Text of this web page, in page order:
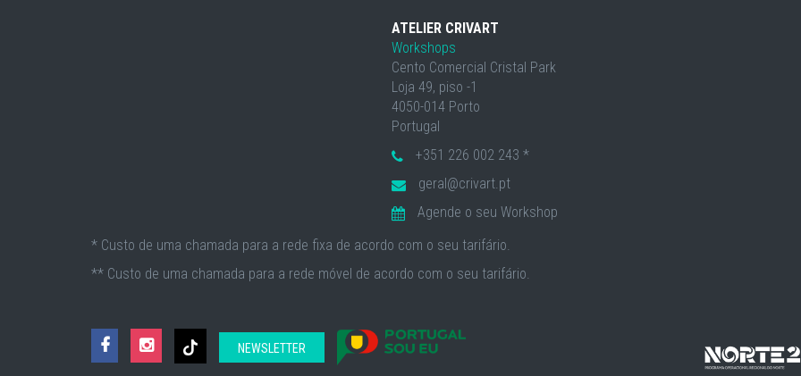
ATELIER CRIVART
Workshops
Cento Comercial Cristal Park
Loja 49, piso -1
4050-014 Porto
Portugal
+351 226 002 243 *
geral@crivart.pt
Agende o seu Workshop
* Custo de uma chamada para a rede fixa de acordo com o seu tarifário.
** Custo de uma chamada para a rede móvel de acordo com o seu tarifário.
NEWSLETTER